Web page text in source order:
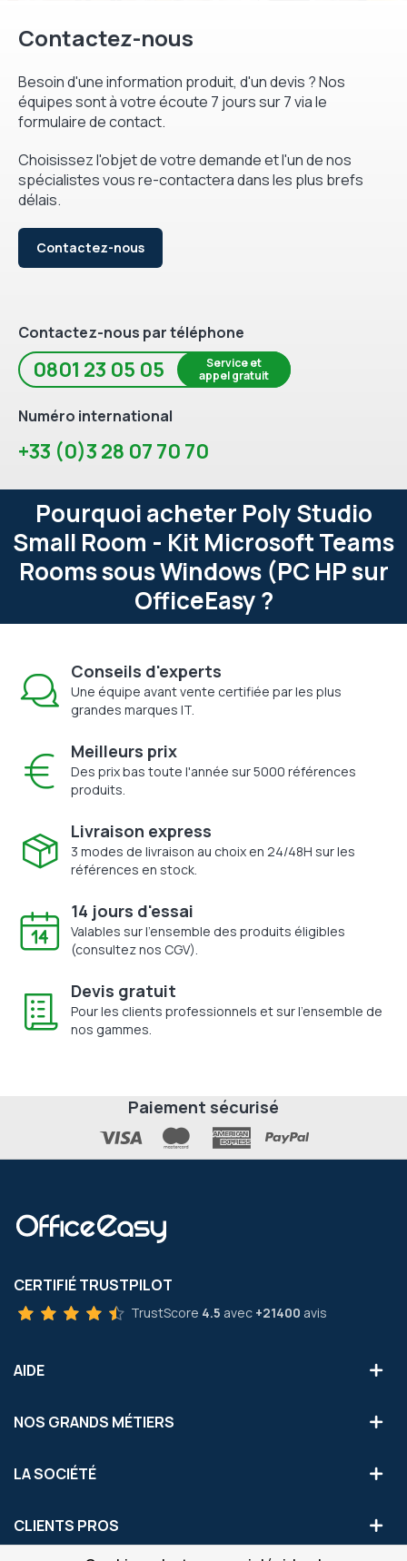
Contactez-nous
Besoin d'une information produit, d'un devis ? Nos
équipes sont à votre écoute 7 jours sur 7 via le
formulaire de contact.
Choisissez l'objet de votre demande et l'un de nos
spécialistes vous re-contactera dans les plus brefs
délais.
Contactez-nous
Contactez-nous par téléphone
0801 23 05 05
Service et
appel gratuit
Numéro international
+33 (0)3 28 07 70 70
Pourquoi acheter Poly Studio
Small Room - Kit Microsoft Teams
Rooms sous Windows (PC HP sur
OfficeEasy ?
Conseils d'experts
Une équipe avant vente certifiée par les plus
grandes marques IT.
Meilleurs prix
Des prix bas toute l'année sur 5000 références
produits.
Livraison express
3 modes de livraison au choix en 24/48H sur les
références en stock.
14 jours d'essai
Valables sur l'ensemble des produits éligibles
(consultez nos CGV).
Devis gratuit
Pour les clients professionnels et sur l'ensemble de
nos gammes.
Paiement sécurisé
CERTIFIÉ TRUSTPILOT
TrustScore 4.5 avec +21400 avis
AIDE
NOS GRANDS MÉTIERS
LA SOCIÉTÉ
CLIENTS PROS